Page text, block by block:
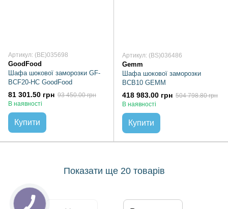
Артикул: (BE)035698
GoodFood
Шафа шокової заморозки GF-
BCF20-HC GoodFood
81 301.50 грн 93 450.00 грн
В наявності
Купити
Артикул: (BS)036486
Gemm
Шафа шокової заморозки
BCB10 GEMM
418 983.00 грн 504 798.80 грн
В наявності
Купити
Показати ще 20 товарів